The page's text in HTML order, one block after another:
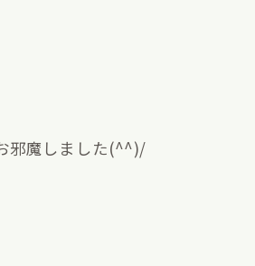
邪魔しました(^^)/